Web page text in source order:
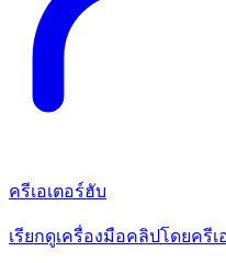
ครีเอเตอร์ฮับ
เรียกดูเครื่องมือคลิปโดยครี